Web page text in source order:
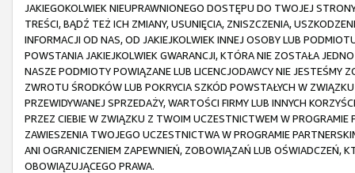
JAKIEGOKOLWIEK NIEUPRAWNIONEGO DOSTĘPU DO TWOJEJ
TREŚCI, BĄDŹ TEŻ ICH ZMIANY, USUNIĘCIA, ZNISZCZENIA,
INFORMACJI OD NAS, OD JAKIEJKOLWIEK INNEJ OSOBY LUB
POWSTANIA JAKIEJKOLWIEK GWARANCJI, KTÓRA NIE ZOSTAŁA
NASZE PODMIOTY POWIĄZANE LUB LICENCJODAWCY NIE
ZWROTU ŚRODKÓW LUB POKRYCIA SZKÓD POWSTAŁYCH W
PRZEWIDYWANEJ SPRZEDAŻY, WARTOŚCI FIRMY LUB INNYCH
PRZEZ CIEBIE W ZWIĄZKU Z TWOIM UCZESTNICTWEM W
ZAWIESZENIA TWOJEGO UCZESTNICTWA W PROGRAMIE
ANI OGRANICZENIEM ZAPEWNIEŃ, ZOBOWIĄZAŃ LUB OŚWIADCZEŃ,
OBOWIĄZUJĄCEGO PRAWA.